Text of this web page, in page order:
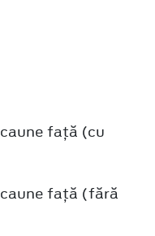
față (cu
față (fără